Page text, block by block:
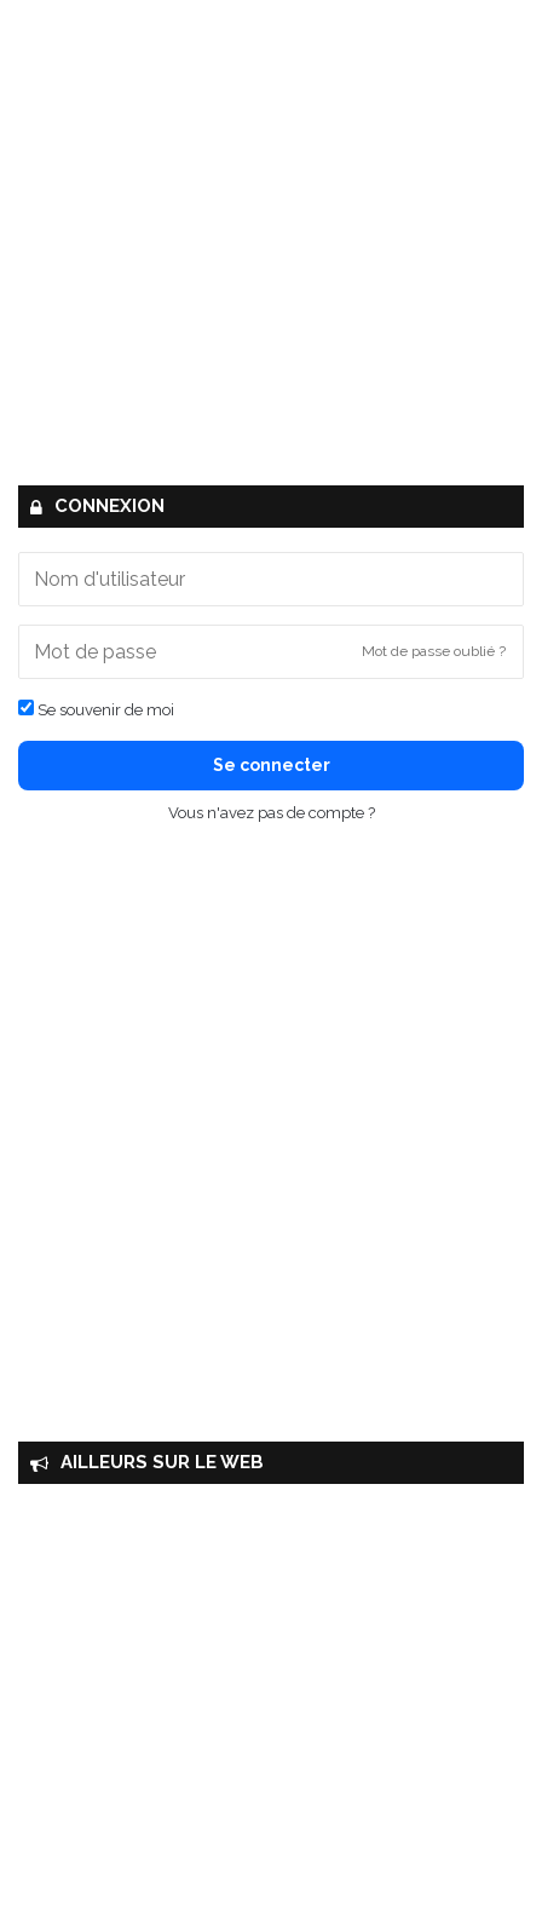
CONNEXION
Mot de passe oublié ?
Se souvenir de moi
Se connecter
Vous n'avez pas de compte ?
AILLEURS SUR LE WEB